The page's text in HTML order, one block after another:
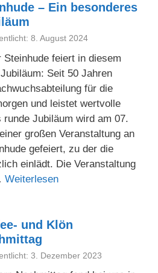
– Ein besonderes
8. August 2024
Steinhude feiert in diesem
Seit 50 Jahren
für die
und leistet wertvolle
Jubiläum wird am 07.
großen Veranstaltung an
gefeiert, zu der die
einlädt. Die Veranstaltung
Weiterlesen
und Klön
3. Dezember 2023